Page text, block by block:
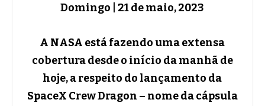
Domingo | 21 de maio, 2023
A NASA está fazendo uma extensa
cobertura desde o início da manhã de
hoje, a respeito do lançamento da
SpaceX Crew Dragon – nome da cápsula